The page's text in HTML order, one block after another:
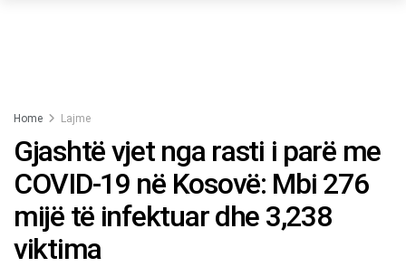
Home Lajme
Gjashtë vjet nga rasti i parë me
COVID-19 në Kosovë: Mbi 276
mijë të infektuar dhe 3,238
viktima